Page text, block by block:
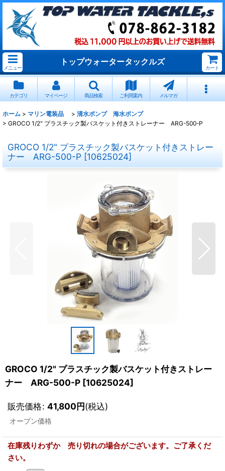
メニュー
トップウォータータックルズ
カート
カテゴリ マイページ 商品検索 ご利用案内 メルマガ
ホーム > マリン電装品 > 清水ポンプ 海水ポンプ
> GROCO 1/2" プラスチック製バスケット付きストレーナー ARG-500-P
GROCO 1/2" プラスチック製バスケット付きストレー
ナー ARG-500-P [10625024]
GROCO 1/2" プラスチック製バスケット付きストレー
ナー ARG-500-P [10625024]
販売価格: 41,800円(税込)
オープン価格
在庫残りわずか 売り切れの場合がございます。ご了承くだ
さい。